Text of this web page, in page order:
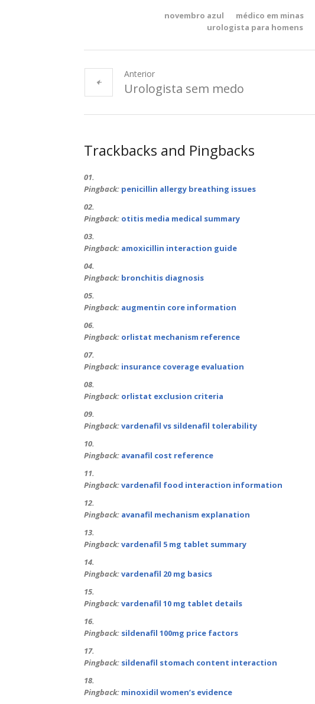
médico em minas
novembro azul
urologista para homens
Anterior
Urologista sem medo
Trackbacks and Pingbacks
Pingback: penicillin allergy breathing issues
Pingback: otitis media medical summary
Pingback: amoxicillin interaction guide
Pingback: bronchitis diagnosis
Pingback: augmentin core information
Pingback: orlistat mechanism reference
Pingback: insurance coverage evaluation
Pingback: orlistat exclusion criteria
Pingback:vardenafil vs sildenafil tolerability
Pingback: avanafil cost reference
Pingback:vardenafil food interaction information
Pingback: avanafil mechanism explanation
Pingback:vardenafil 5 mg tablet summary
Pingback:vardenafil 20 mg basics
Pingback:vardenafil 10 mg tablet details
Pingback: sildenafil 100mg price factors
Pingback: sildenafil stomach content interaction
Pingback: minoxidil women’s evidence